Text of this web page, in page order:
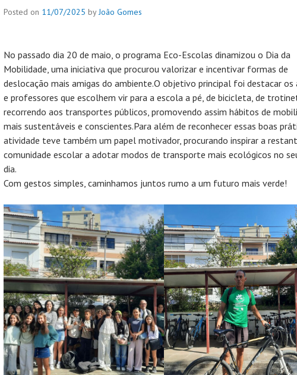
Posted on 11/07/2025 byJoão Gomes
No passado dia 20 de maio, o programa Eco-Escolas dinamizou o Dia da
Mobilidade, uma iniciativa que procurou valorizar e incentivar formas de
deslocação mais amigas do ambiente.O objetivo principal foi destacar os
e professores que escolhem vir para a escola a pé, de bicicleta, de
recorrendo aos transportes públicos, promovendo assim hábitos de
mais sustentáveis e conscientes.Para além de reconhecer essas boas
atividade teve também um papel motivador, procurando inspirar a
comunidade escolar a adotar modos de transporte mais ecológicos no
dia.
Com gestos simples, caminhamos juntos rumo a um futuro mais verde!